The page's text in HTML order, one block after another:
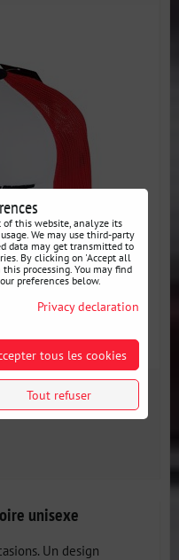
unisexe
Un design
of this website, analyze its
We may use third-party
data may get transmitted to
By clicking on 'Accept all
processing. You may find
preferences below.
Privacy declaration
tous les cookies
Tout refuser